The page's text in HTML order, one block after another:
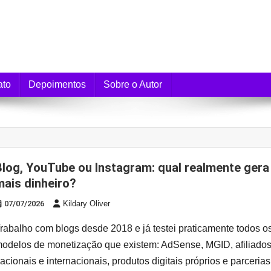
Depoimentos Sobre o Autor
gera
dinheiro?
07/07/2026 Kildary Oliver
com blogs desde 2018 e já testei praticamente todos
de monetização que existem: AdSense, MGID,
e internacionais, produtos digitais próprios e parcerias